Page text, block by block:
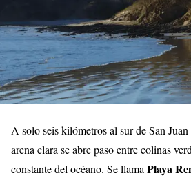
A solo seis kilómetros al sur de San
arena clara se abre paso entre colinas
constante del océano. Se llama Playa